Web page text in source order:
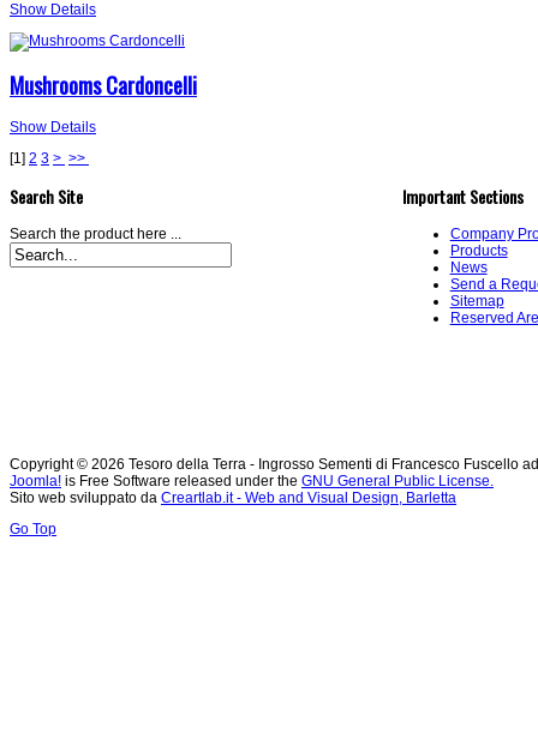
Show Details
Mushrooms Cardoncelli
Show Details
[1] 2 3 > >>
Search Site
Search the product here ...
Important Sections
Company
Products
News
Send a
Sitemap
Reserved
Copyright © 2026 Tesoro della Terra - Ingrosso Sementi di Francesco Fuscello
Joomla! is Free Software released under the GNU General Public License.
Sito web sviluppato da Creartlab.it - Web and Visual Design, Barletta
Go Top